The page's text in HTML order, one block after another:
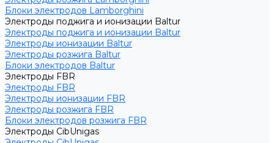
Блоки электродов Lamborghini
Электроды поджига и ионизации Baltur
Электроды поджига и ионизации Baltur
Электроды ионизации Baltur
Электроды розжига Baltur
Блоки электродов Baltur
Электроды FBR
Электроды FBR
Электроды ионизации FBR
Электроды розжига FBR
Блоки электродов розжига FBR
Электроды CibUnigas